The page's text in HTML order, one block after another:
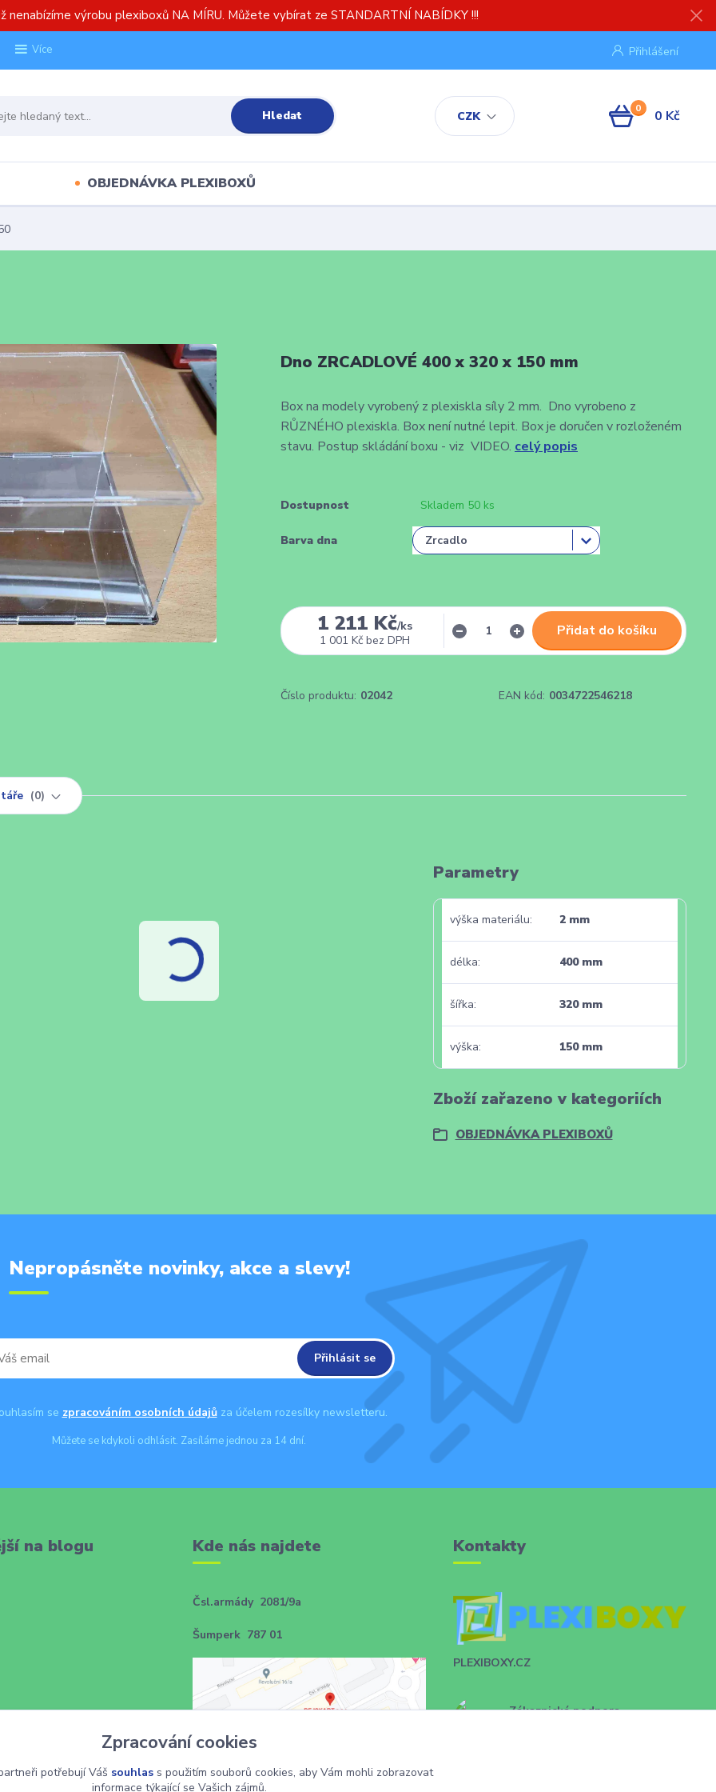
nenabízíme výrobu plexiboxů NA MÍRU. Můžete vybírat ze STANDARTNÍ NABÍDKY !!!
Více
CZK
Přihlášení
Hledat 0 0 Kč
OBJEDNÁVKA PLEXIBOXŮ
Dno ZRCADLOVÉ 400 x 320 x 150 mm
Box na modely vyrobený z plexiskla síly 2 mm. Dno vyrobeno z
RŮZNÉHO plexiskla. Box není nutné lepit. Box je doručen v rozloženém
stavu. Postup skládání boxu - viz VIDEO. celý popis
Dostupnost Skladem 50 ks
Barva dna
1 211 Kč/ks
1 001 Kč bez DPH
Přidat do košíku
Číslo produktu: 02042 EAN kód: 0034722546218
0
Parametry
výška materiálu 2 mm
délka 400 mm
šířka 320 mm
výška 150 mm
Zboží zařazeno v kategoriích
OBJEDNÁVKA PLEXIBOXŮ
Nepropásněte novinky, akce a slevy!
Přihlásit se
se zpracováním osobních údajůza účelem rozesílky newsletteru.
Můžete se kdykoli odhlásit. Zasíláme jednou za 14 dní.
na blogu Kde nás najdete
Čsl.armády 2081/9a
Šumperk 787 01
Kontakty
PLEXIBOXY.CZ
Zákaznická podpora
Zpracování cookies
potřebují Váš souhlass použitím souborů cookies, aby Vám mohli zobrazovat
informace týkající se Vašich zájmů.